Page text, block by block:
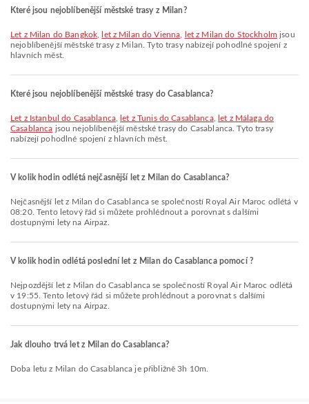
Které jsou nejoblíbenější městské trasy z Milan?
let z Milan do Bangkok let z Milan do Vienna let z Milan do Stockholm jsou
nejoblíbenější městské trasy z Milan. Tyto trasy nabízejí pohodlné spojení z
hlavních měst.
Které jsou nejoblíbenější městské trasy do Casablanca?
let z Istanbul do Casablanca, let z Tunis do Casablanca,
let z Málaga do
Casablanca jsou nejoblíbenější městské trasy do Casablanca. Tyto trasy
nabízejí pohodlné spojení z hlavních měst.
V kolik hodin odlétá nejčasnější let z Milan do Casablanca?
Nejčasnější let z Milan do Casablanca se společností Royal Air Maroc odlétá v
08:20. Tento letový řád si můžete prohlédnout a porovnat s dalšími
dostupnými lety na Airpaz.
V kolik hodin odlétá poslední let z Milan do Casablanca pomocí ?
Nejpozdější let z Milan do Casablanca se společností Royal Air Maroc odlétá
v 19:55. Tento letový řád si můžete prohlédnout a porovnat s dalšími
dostupnými lety na Airpaz.
Jak dlouho trvá let z Milan do Casablanca?
Doba letu z Milan do Casablanca je přibližně 3h 10m.